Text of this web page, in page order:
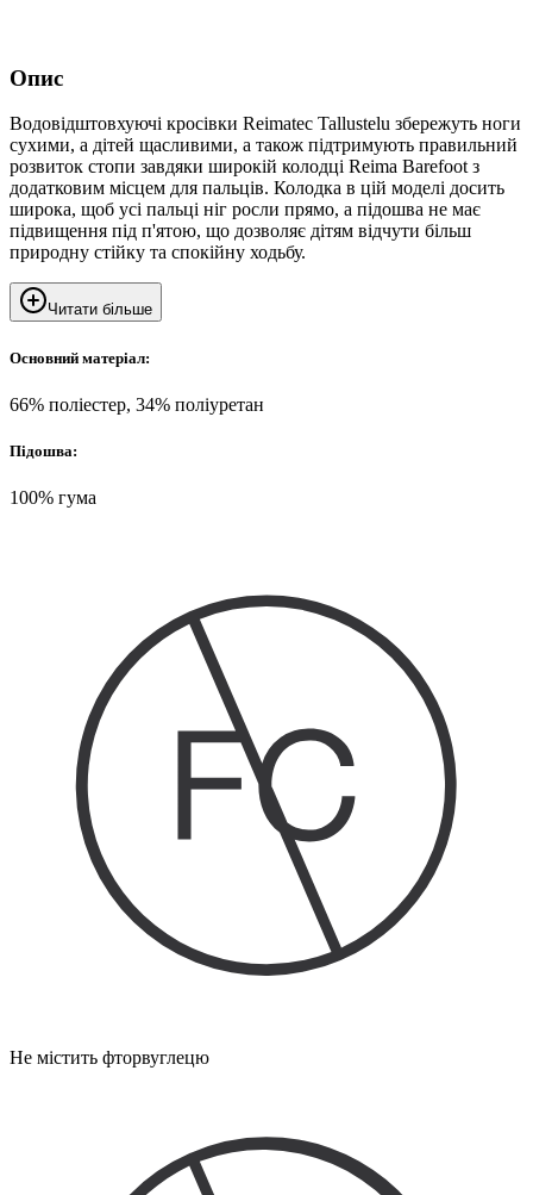
Опис
Водовідштовхуючі кросівки Reimatec Tallustelu збережуть ноги
сухими, а дітей щасливими, а також підтримують правильний
розвиток стопи завдяки широкій колодці Reima Barefoot з
додатковим місцем для пальців. Колодка в цій моделі досить
широка, щоб усі пальці ніг росли прямо, а підошва не має
підвищення під п'ятою, що дозволяє дітям відчути більш
природну стійку та спокійну ходьбу.
Читати більше
Основний матеріал:
66% поліестер, 34% поліуретан
Підошва:
100% гума
Не містить фторвуглецю